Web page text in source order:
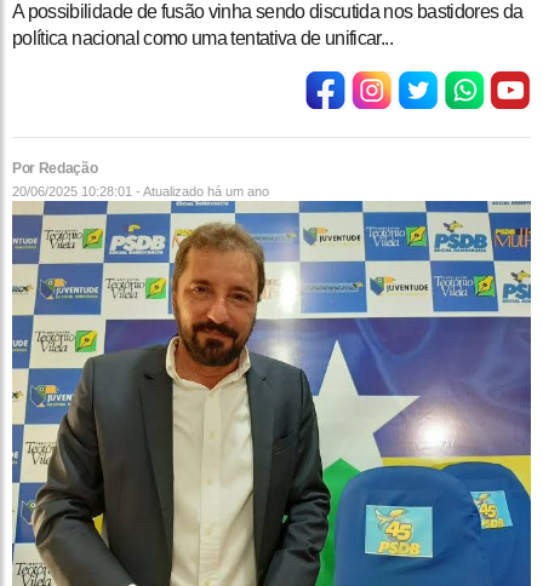
A possibilidade de fusão vinha sendo discutida nos bastidores da
política nacional como uma tentativa de unificar...
Por Redação
20/06/2025 10:28:01 - Atualizado há um ano